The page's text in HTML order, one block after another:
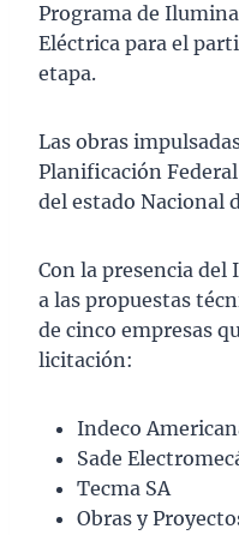
Programa de
Eléctrica para el
etapa.
Las obras
Planificación
del estado Nacional
Con la presencia
a las propuestas
de cinco empresas
licitación:
Indeco
Sade
Tecma SA
Obras y